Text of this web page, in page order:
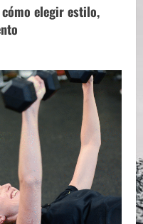
elegir estilo,